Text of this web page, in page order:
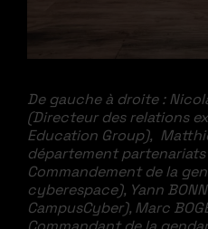
De gauche à droite :
(Directeur des relations
Education Group),
département
Commandement de la
cyberespace), Yann
CampusCyber), Marc